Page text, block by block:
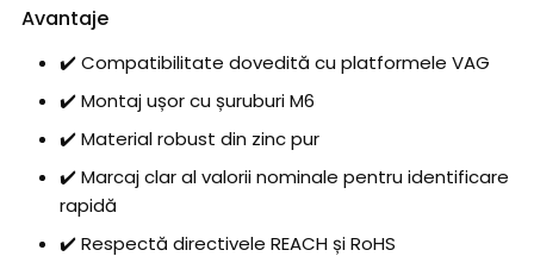
Avantaje
✔️ Compatibilitate dovedită cu platformele VAG
✔️ Montaj ușor cu șuruburi M6
✔️ Material robust din zinc pur
✔️ Marcaj clar al valorii nominale pentru identificare
rapidă
✔️ Respectă directivele REACH și RoHS